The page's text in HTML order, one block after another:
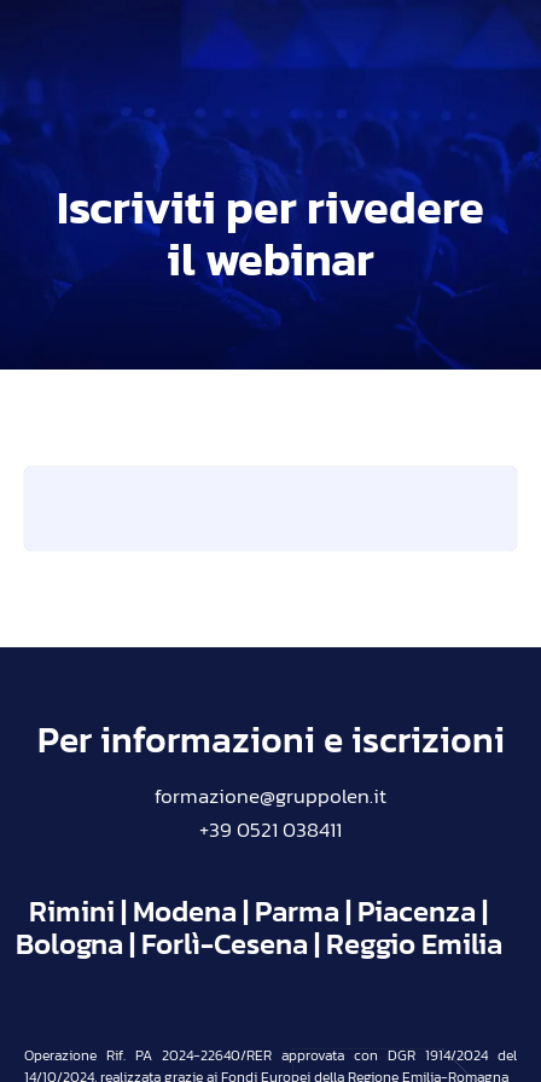
Iscriviti per rivedere
il webinar
Per informazioni e iscrizioni
formazione@gruppolen.it
+39 0521 038411
Rimini | Modena | Parma | Piacenza |
Bologna | Forlì-Cesena | Reggio Emilia
Operazione Rif. PA 2024-22640/RER approvata con DGR 1914/2024 del
14/10/2024, realizzata grazie ai Fondi Europei della Regione Emilia-Romagna